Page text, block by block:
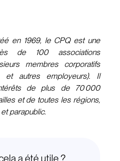
en 1969, le CPQ est une
de 100 associations
membres corporatifs
et autres employeurs). Il
de plus de 70 000
et de toutes les régions,
parapublic.
a été utile ?